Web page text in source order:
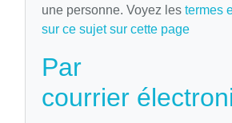
une personne. Voyez les termes
sur ce sujet sur cette page
Par
courrier